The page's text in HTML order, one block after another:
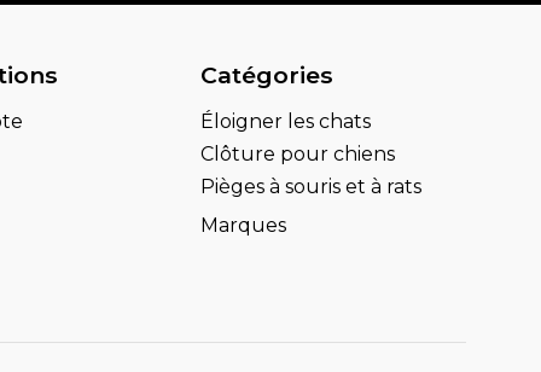
Catégories
Éloigner les chats
Clôture pour chiens
Pièges à souris et à rats
Marques